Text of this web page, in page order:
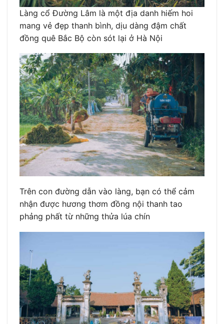
Làng cổ Đường Lâm là một địa danh hiếm hoi
mang vẻ đẹp thanh bình, dịu dàng đậm chất
đồng quê Bắc Bộ còn sót lại ở Hà Nội
Trên con đường dẫn vào làng, bạn có thể cảm
nhận được hương thơm đồng nội thanh tao
phảng phất từ những thửa lúa chín